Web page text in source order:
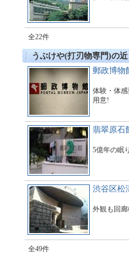
全22件
うぶけや(打刃物専門)の
郵政博物
体験・体
用意!
翡翠原石
5億年の眠
渋谷区松
外観も回
全49件